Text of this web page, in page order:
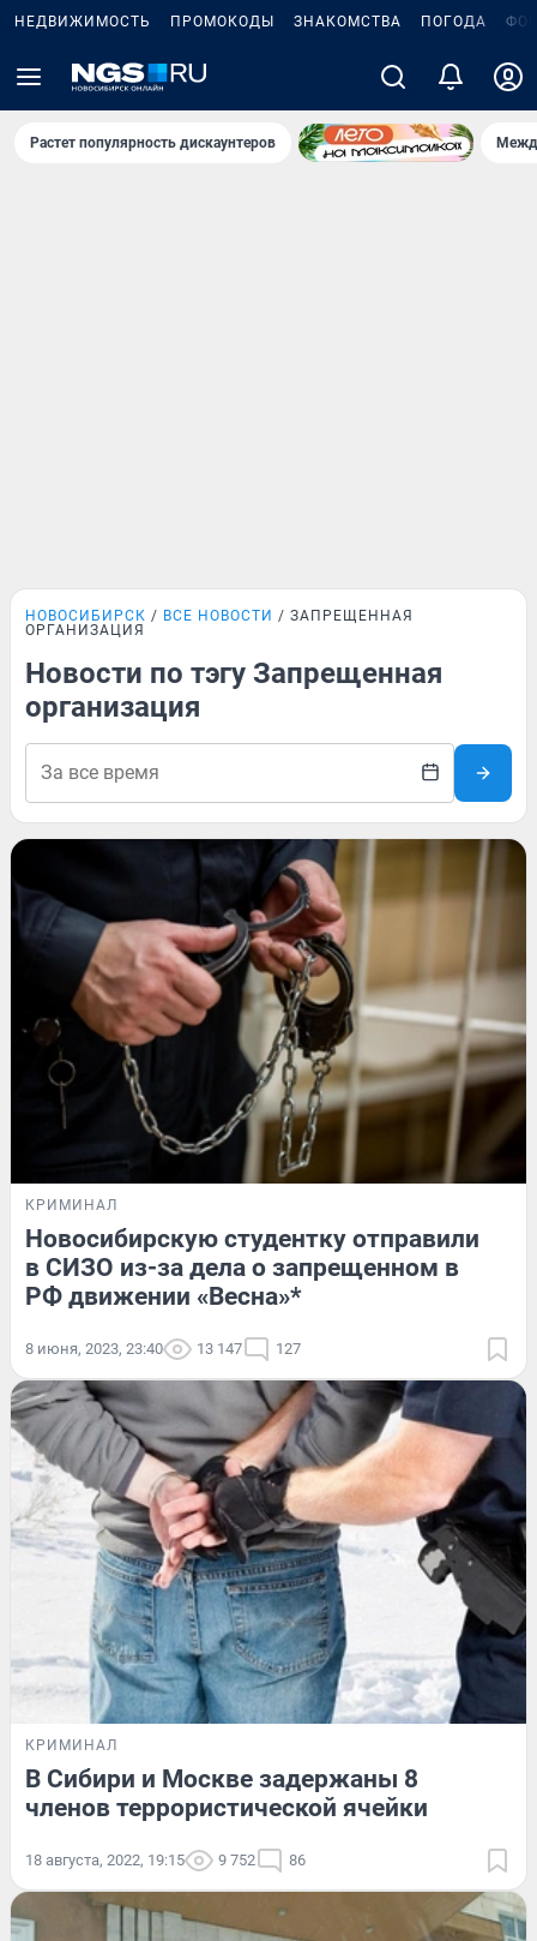
НЕДВИЖИМОСТЬ ПРОМОКОДЫ ЗНАКОМСТВА ПОГОДА
Растет популярность дискаунтеров
НОВОСИБИРСК ВСЕ НОВОСТИ
ЗАПРЕЩЕННАЯ
ОРГАНИЗАЦИЯ
Новости по тэгу Запрещенная
организация
КРИМИНАЛ
Новосибирскую студентку отправили
в СИЗО из-за дела о запрещенном в
РФ движении «Весна»*
8 июня, 2023, 23:40 13 147 127
КРИМИНАЛ
В Сибири и Москве задержаны 8
членов террористической ячейки
18 августа, 2022, 19:15 9 752 86